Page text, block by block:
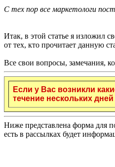
С тех пор все маркетологи
Итак, в этой статье я изложил
от тех, кто прочитает данную
Все свои вопросы, замечания,
Если у Вас возникли
течение нескольких
Ниже представлена форма для
есть в рассылках будет